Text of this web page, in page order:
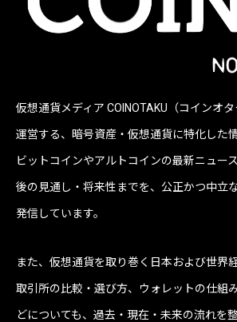
仮想通貨メディア COINOTAKU（コインオ
運営する、暗号資産・仮想通貨に特化した
ビットコインやアルトコインの最新ニュー
後の見通し・将来性までを、公正かつ中立
発信しています。
また、仮想通貨を取り巻く日本および世界
取引所の比較・選び方、ウォレットの仕組
どについても、過去・現在・未来の流れを